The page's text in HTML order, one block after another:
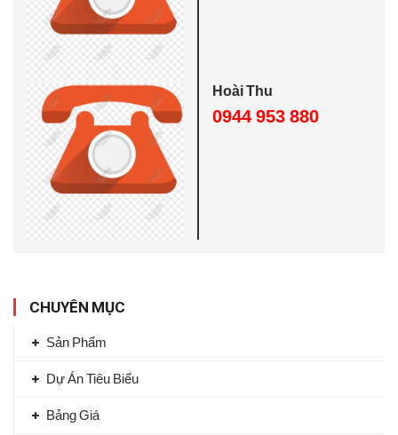
Hoài Thu
0944 953 880
CHUYÊN MỤC
Sản Phẩm
Dự Án Tiêu Biểu
Bảng Giá